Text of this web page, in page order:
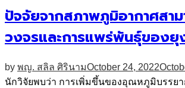
ปัจจัยจากสภาพภูมิอากาศสาม
วงจรและการแพร่พันธุ์ของยุ
by พญ. สลิล ศิรินามOctober 24, 2022
นักวิจัยพบว่า การเพิ่มขึ้นของอุณหภูมิบรรย